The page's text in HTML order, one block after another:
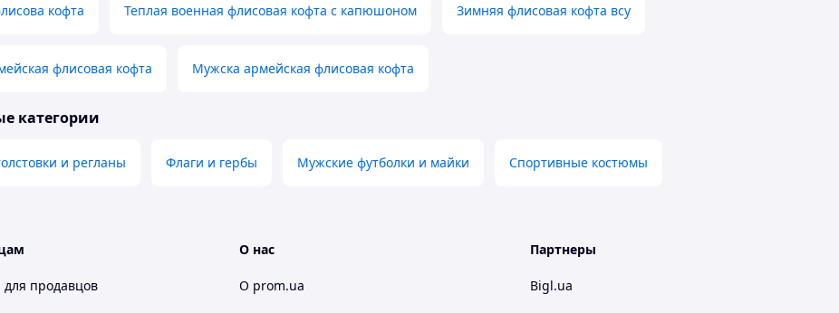
кофта Теплая военная флисовая кофта с капюшоном Зимняя флисовая кофта всу
флисовая кофта Мужска армейская флисовая кофта
категории
и регланы Флаги и гербы Мужские футболки и майки Спортивные костюмы
для продавцов
О нас
О prom.ua
Партнеры
Bigl.ua